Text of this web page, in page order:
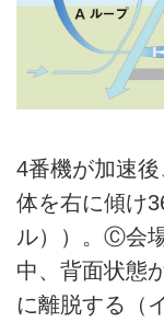
4番機が加速
体を右に傾け
ル））。Ⓒ会
中、背面状態
に離脱する（